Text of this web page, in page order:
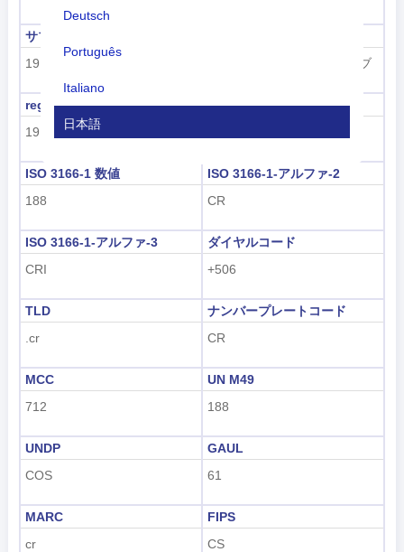
Deutsch
Português
Italiano
日本語
Indonesian
हिंदी
サブリージョンコード
19
ラテンアメリカおよびカリブ
region code
19
地域名
ISO 3166-1 数値
188
ISO 3166-1-アルファ-2
CR
ISO 3166-1-アルファ-3
CRI
ダイヤルコード
+506
TLD
.cr
ナンバープレートコード
CR
MCC
712
UN M49
188
UNDP
COS
GAUL
61
MARC
cr
FIPS
CS